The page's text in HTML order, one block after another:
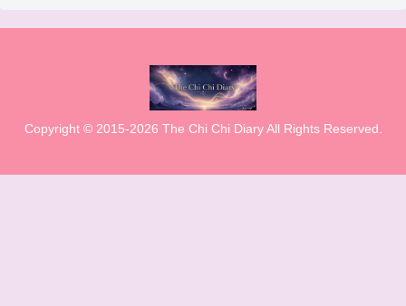
Copyright © 2015-2026 The Chi Chi Diary All Rights Reserved.